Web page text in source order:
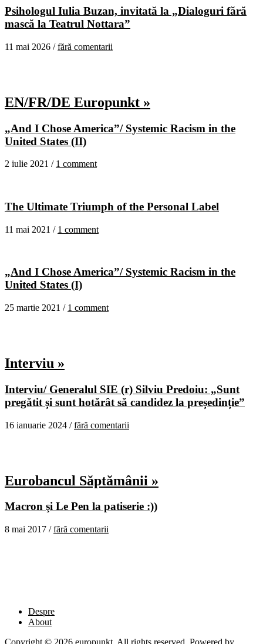
Psihologul Iulia Buzan, invitată la „Dialoguri fără
mască la Teatrul Nottara”
11 mai 2026 /fără comentarii
EN/FR/DE Europunkt »
„And I Chose America”/ Systemic Racism in the
United States (II)
2 iulie 2021 / 1 comment
The Ultimate Triumph of the Personal Label
11 mai 2021 / 1 comment
„And I Chose America”/ Systemic Racism in the
United States (I)
25 martie 2021 / 1 comment
Interviu »
Interviu/ Generalul SIE (r) Silviu Predoiu: „Sunt
pregătit și sunt hotărât să candidez la președinție”
16 ianuarie 2024 /fără comentarii
Eurobancul Săptămânii »
Macron şi Le Pen la patiserie :))
8 mai 2017 /fără comentarii
Despre
About